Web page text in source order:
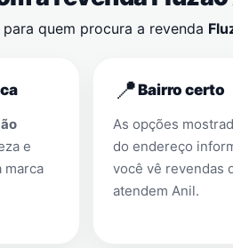
quem procura a revenda
e
marca
📍Bairro certo
As opções
do endereço
você vê revendas
atendem Anil.